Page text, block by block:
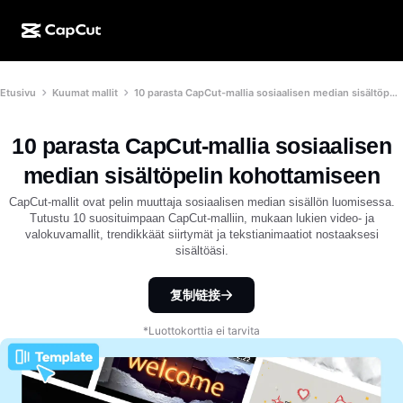
CapCut Desktop
CapCut Online
CapCut Pad
CapCut Mobile
Dreamina AI
Luonti tekoälyllä
Video Studio
Tekoälyvideonluoja
Tekoälykuvanluoja
Tekoälypohjainen kuvanparannustoiminto
Dreamina Seedance 2.5
Nano Banana Pro
Gemini Omni
Ominaisuudet
Videoeditori ja -generaattori
Kuvaeditori ja -generaattori
Äänigeneraattori ja -editori
Käyttötapaukset
Sosiaalinen media
Sosiaalisen median mallit
Lomakauden mallit
Lisää
Tehostemallit
Tietoja
Hankkeet
Kumppanit
Luovien kumppanien ohjelma
CapCutin luova kampus
Etusivu Kuumat mallit 10 parasta CapCut-mallia sosiaalisen median sisältöpelin kohottamiseen
10 parasta CapCut-mallia sosiaalisen
median sisältöpelin kohottamiseen
CapCut-mallit ovat pelin muuttaja sosiaalisen median sisällön luomisessa.
Tutustu 10 suosituimpaan CapCut-malliin, mukaan lukien video- ja
valokuvamallit, trendikkäät siirtymät ja tekstianimaatiot nostaaksesi
sisältöäsi.
复制链接
*Luottokorttia ei tarvita